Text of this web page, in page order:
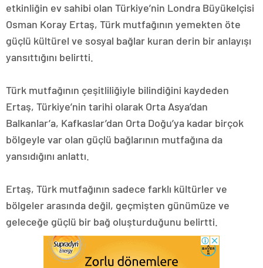
etkinliğin ev sahibi olan Türkiye’nin Londra Büyükelçisi
Osman Koray Ertaş, Türk mutfağının yemekten öte
güçlü kültürel ve sosyal bağlar kuran derin bir anlayışı
yansıttığını belirtti.
Türk mutfağının çeşitliliğiyle bilindiğini kaydeden
Ertaş, Türkiye’nin tarihi olarak Orta Asya’dan
Balkanlar’a, Kafkaslar’dan Orta Doğu’ya kadar birçok
bölgeyle var olan güçlü bağlarının mutfağına da
yansıdığını anlattı.
Ertaş, Türk mutfağının sadece farklı kültürler ve
bölgeler arasında değil, geçmişten günümüze ve
geleceğe güçlü bir bağ oluşturduğunu belirtti.